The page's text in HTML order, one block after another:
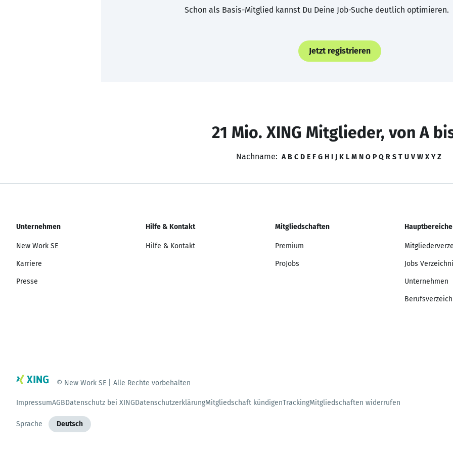
Schon als Basis-Mitglied kannst Du Deine Job-Suche deutlich optimieren.
Jetzt registrieren
21 Mio. XING Mitglieder, von A
Nachname: A B C D E F G H I J K L M N O P Q R S T U V W X Y Z
Unternehmen
New Work SE
Karriere
Presse
Hilfe & Kontakt
Hilfe & Kontakt
Mitgliedschaften
Premium
ProJobs
Hauptbereiche
Jobs
Unternehmen
© New Work SE | Alle Rechte vorbehalten
ImpressumAGBDatenschutz bei XINGDatenschutzerklärungMitgliedschaft kündigenTrackingMitgliedschaften widerrufen
Sprache Deutsch